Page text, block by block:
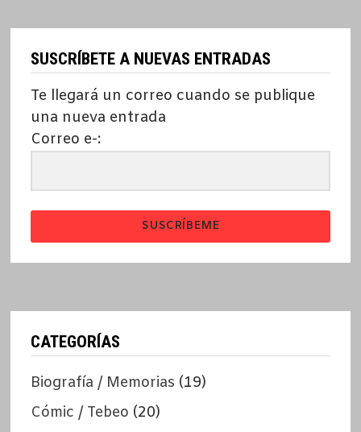
SUSCRÍBETE A NUEVAS ENTRADAS
Te llegará un correo cuando se publique
una nueva entrada
Correo e-:
SUSCRÍBEME
CATEGORÍAS
Biografía / Memorias (19)
Cómic / Tebeo (20)